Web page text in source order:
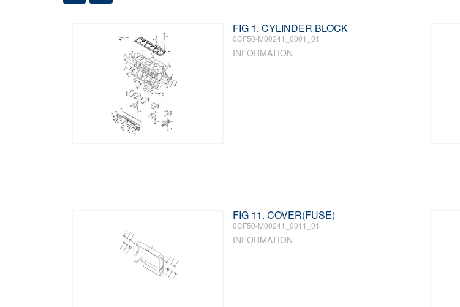
FIG 1. CYLINDER BLOCK
0CF50-M00241_0001_01
INFORMATION
FIG 11. COVER(FUSE)
0CF50-M00241_0011_01
INFORMATION